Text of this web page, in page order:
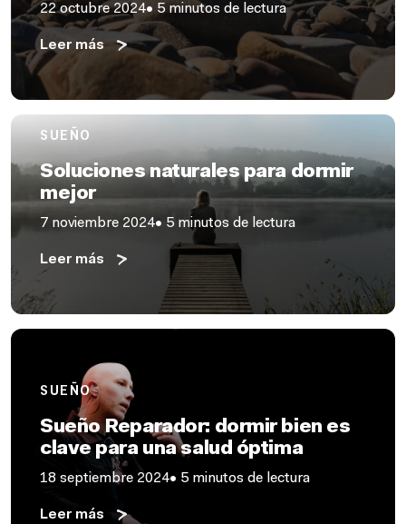
22 octubre 2024• 5 minutos de lectura
Leer más
SUEÑO
Soluciones naturales para dormir
mejor
7 noviembre 2024• 5 minutos de lectura
Leer más
SUEÑO
Sueño Reparador: dormir bien es
clave para una salud óptima
18 septiembre 2024• 5 minutos de lectura
Leer más